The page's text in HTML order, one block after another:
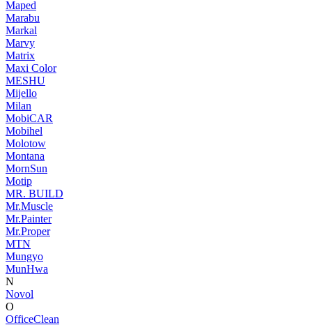
Maped
Marabu
Markal
Marvy
Matrix
Maxi Color
MESHU
Mijello
Milan
MobiCAR
Mobihel
Molotow
Montana
MornSun
Motip
MR. BUILD
Mr.Muscle
Mr.Painter
Mr.Proper
MTN
Mungyo
MunHwa
N
Novol
O
OfficeClean